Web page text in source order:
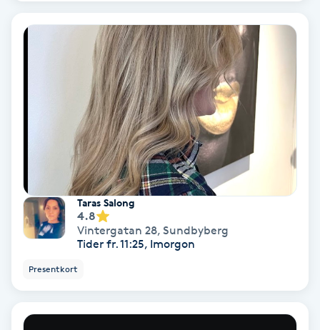
Optiker
Paraffinbehandling
Pedikyr
Permanent
Taras Salong
4.8
Vintergatan 28, Sundbyberg
Tider fr. 11:25, Imorgon
Presentkort